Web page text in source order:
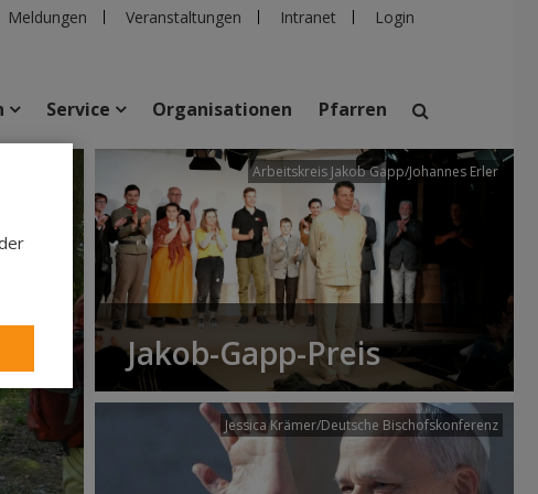
Meldungen Veranstaltungen Intranet Login
suchen
Veranstaltungen Personen Pfarren Einrichtungen
Service Organisationen Pfarren
Arbeitskreis Jakob Gapp/Johannes Erler
Jakob-Gapp-Preis
Jessica Krämer/Deutsche Bischofskonferenz